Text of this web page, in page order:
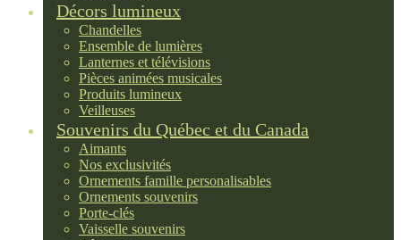
Décors lumineux
Chandelles
Ensemble de lumières
Lanternes et télévisions
Pièces animées musicales
Produits lumineux
Veilleuses
Souvenirs du Québec et du Canada
Aimants
Nos exclusivités
Ornements famille personalisables
Ornements souvenirs
Porte-clés
Vaisselle souvenirs